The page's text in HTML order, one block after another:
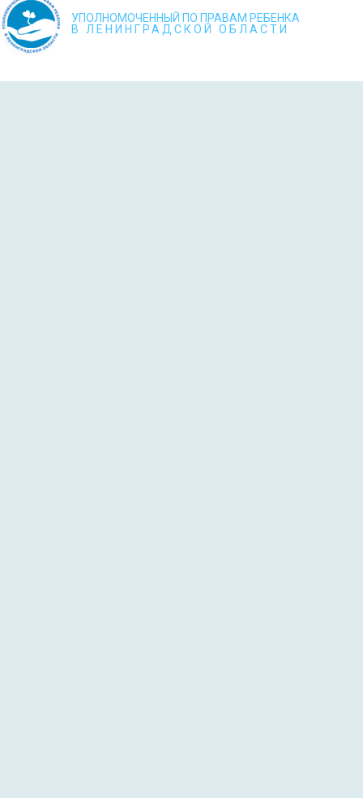
УПОЛНОМОЧЕННЫЙ ПО ПРАВАМ РЕБЕНКА
В ЛЕНИНГРАДСКОЙ ОБЛАСТИ